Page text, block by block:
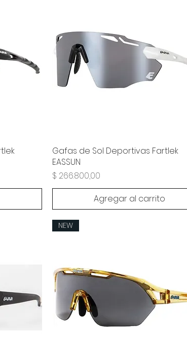
Gafas de Sol Deportivas Fartlek
EASSUN
Precio
$ 266.800,00
Agregar al carrito
NEW